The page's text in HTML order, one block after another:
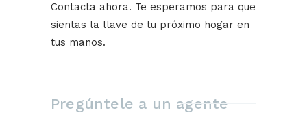
Contacta ahora. Te esperamos para que
sientas la llave de tu próximo hogar en
tus manos.
Pregúntele a un agente